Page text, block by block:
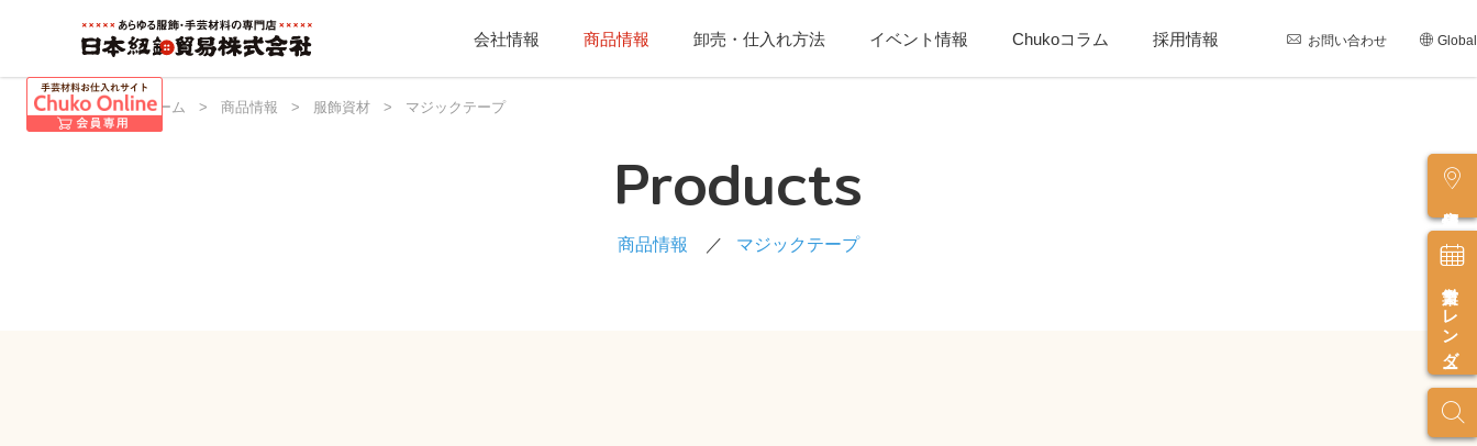
会社情報 商品情報 卸売・仕入れ方法 イベント情報 Chukoコラム 採用情報 お問い合わせ Global
営業カレンダー
日本紐釦 ホーム > 商品情報 > 服飾資材 > マジックテープ
Products
商品情報 マジックテープ